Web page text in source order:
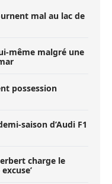
mal au lac de
même malgré une
possession
saison d’Audi F1
charge le